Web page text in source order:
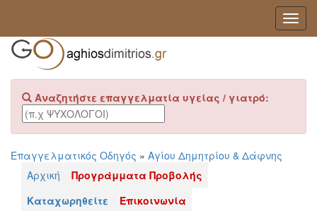
Αναζητήστε επαγγελματία υγείας / γιατρό:
Επαγγελματικός Οδηγός » Αγίου Δημητρίου & Δάφνης
Αρχική
Προγράμματα Προβολής
Καταχωρηθείτε
Επικοινωνία